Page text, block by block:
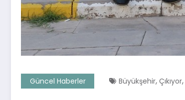
Güncel Haberler Büyükşehir, Çıkıyor,